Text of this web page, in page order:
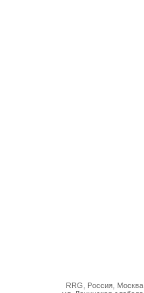
RRG, Россия, Москва,